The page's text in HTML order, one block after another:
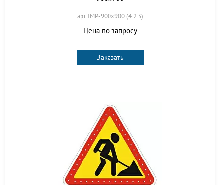
арт. IMP-900x900 (4.2.3)
Цена по запросу
Заказать